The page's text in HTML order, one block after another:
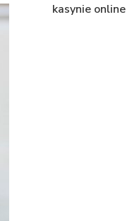
kasynie online